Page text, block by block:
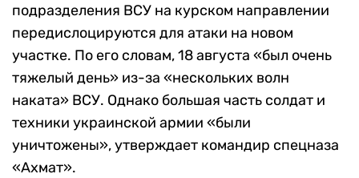
подразделения ВСУ на курском направлении
передислоцируются для атаки на новом
участке. По его словам, 18 августа «был очень
тяжелый день» из-за «нескольких волн
наката» ВСУ. Однако большая часть солдат и
техники украинской армии «были
уничтожены», утверждает командир спецназа
«Ахмат».